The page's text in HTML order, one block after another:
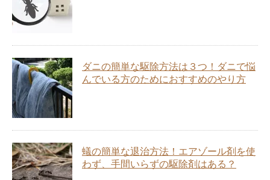
ダニの簡単な駆除方法は３つ！ダニで悩
んでいる方のためにおすすめのやり方
蟻の簡単な退治方法！エアゾール剤を使
わず、手間いらずの駆除剤はある？